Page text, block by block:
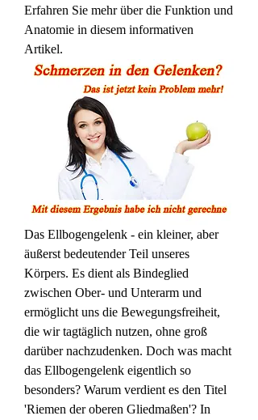
Erfahren Sie mehr über die Funktion und
Anatomie in diesem informativen
Artikel.
Das Ellbogengelenk - ein kleiner, aber
äußerst bedeutender Teil unseres
Körpers. Es dient als Bindeglied
zwischen Ober- und Unterarm und
ermöglicht uns die Bewegungsfreiheit,
die wir tagtäglich nutzen, ohne groß
darüber nachzudenken. Doch was macht
das Ellbogengelenk eigentlich so
besonders? Warum verdient es den Titel
'Riemen der oberen Gliedmaßen'? In